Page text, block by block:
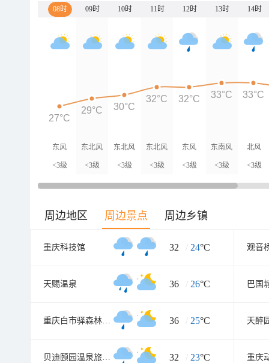
08时 09时 10时 11时 12时 13时 14时
东风
<3级
东北风
<3级
东北风
<3级
东北风
<3级
东风
<3级
东南风
<3级
北风
<3级
27°C
29°C 30°C
32°C 32°C 33°C 33°C
周边地区 周边景点 周边乡镇
重庆科技馆 32 / 24°C 观音
天赐温泉 36 / 26°C 巴国
重庆白市驿森林公园 36 / 25°C 天醉
贝迪颐园温泉旅游度假区 32 / 23°C 重庆